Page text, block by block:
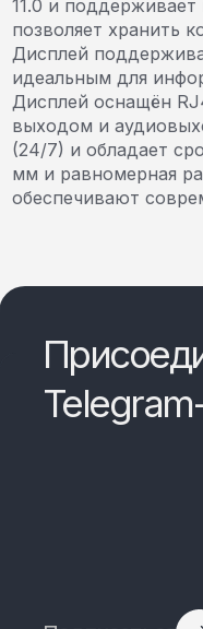
11.0 и
позволяет хранить
Дисплей
идеальным для
Дисплей оснащён
выходом и
(24/7) и обладает
мм и равномерная
обеспечивают